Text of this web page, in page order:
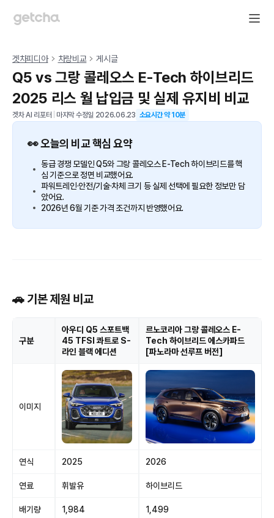
겟차피디아 차량비교 게시글
Q5 vs 그랑 콜레오스 E-Tech 하이브리드
2025 리스 월 납입금 및 실제 유지비 비교
겟차 AI 리포터 마지막 수정일 2026.06.23 소요시간 약10분
👀 오늘의 비교 핵심 요약
동급 경쟁 모델인 Q5와 그랑 콜레오스 E-Tech 하이브리드를 핵
심 기준으로 정면 비교했어요.
파워트레인·안전/기술·차체 크기 등 실제 선택에 필요한 정보만 담
았어요.
2026년 6월 기준 가격 조건까지 반영했어요.
🚗 기본 제원 비교
구분
아우디 Q5 스포트백
45 TFSI 콰트로 S-
라인 블랙 에디션
르노코리아 그랑 콜레오스 E-
Tech 하이브리드 에스카파드
[파노라마 선루프 버전]
이미지
연식 2025 2026
연료 휘발유 하이브리드
배기량 1,984 1,499